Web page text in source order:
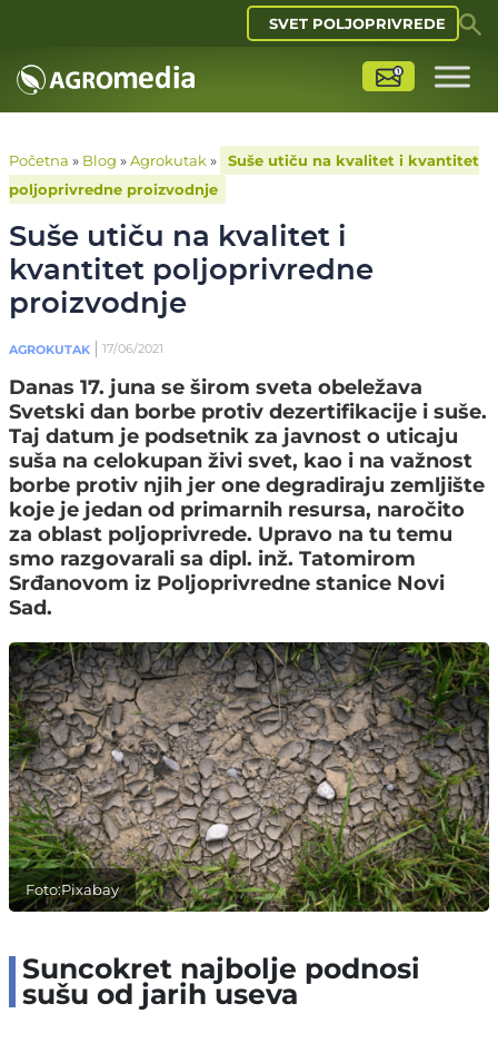
SVET POLJOPRIVREDE
Početna » Blog »Agrokutak »
Suše utiču na kvalitet i kvantitet
poljoprivredne proizvodnje
Suše utiču na kvalitet i
kvantitet poljoprivredne
proizvodnje
AGROKUTAK 17/06/2021
Danas 17. juna se širom sveta obeležava
Svetski dan borbe protiv dezertifikacije i suše.
Taj datum je podsetnik za javnost o uticaju
suša na celokupan živi svet, kao i na važnost
borbe protiv njih jer one degradiraju zemljište
koje je jedan od primarnih resursa, naročito
za oblast poljoprivrede. Upravo na tu temu
smo razgovarali sa dipl. inž. Tatomirom
Srđanovom iz Poljoprivredne stanice Novi
Sad.
Foto:Pixabay
Suncokret najbolje podnosi
sušu od jarih useva